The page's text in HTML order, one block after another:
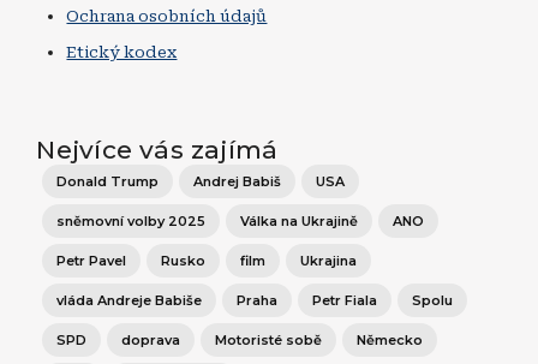
Ochrana osobních údajů
Etický kodex
Nejvíce vás zajímá
Donald Trump Andrej Babiš USA
sněmovní volby 2025 Válka na Ukrajině ANO
Petr Pavel Rusko film Ukrajina
vláda Andreje Babiše Praha Petr Fiala Spolu
SPD doprava Motoristé sobě Německo